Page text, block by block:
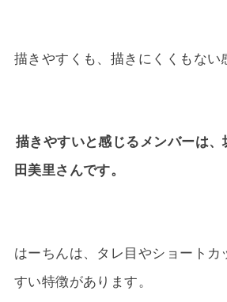
描きやすくも、描きにくくもない
描きやすいと感じるメンバーは
田美里さんです。
はーちんは、タレ目やショートカ
すい特徴があります。